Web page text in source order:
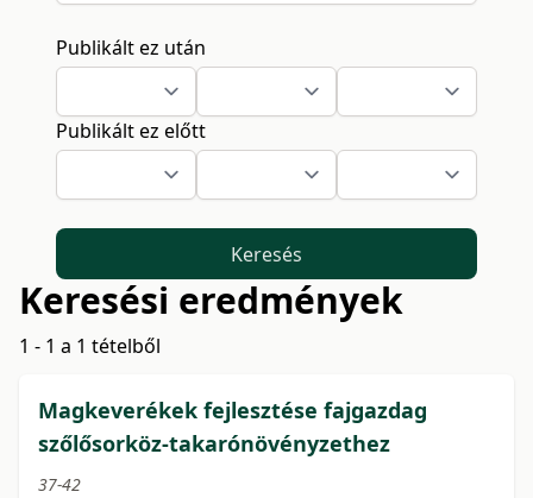
Publikált ez után
Publikált ez előtt
Keresés
Keresési eredmények
1 - 1 a 1 tételből
Magkeverékek fejlesztése fajgazdag
szőlősorköz-takarónövényzethez
37-42